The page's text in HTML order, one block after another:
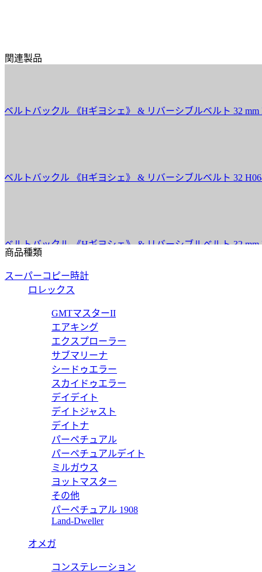
関連製品
バックル 《Hギヨシェ》 & リバーシブルベルト 32 mm
バックル 《Hギヨシェ》 & リバーシブルベルト 32
バックル 《Hギヨシェ》 & リバーシブルベルト 32 mm
バックル 《Hギヨシェ》 & リバーシブルベルト 32 mm
バックル 《Hギヨシェ》 & リバーシブルベルト 32 mm
バックル 《Hギヨシェ》 & リバーシブルベルト 32 mm
バックル 《Hギヨシェ》 & リバーシブルベルト 32 mm
商品種類
スーパーコピー時計
ロレックス
GMTマスターII
エアキング
エクスプローラー
サブマリーナ
シードゥエラー
スカイドゥエラー
デイデイト
デイトジャスト
デイトナ
パーペチュアル
パーペチュアルデイト
ミルガウス
ヨットマスター
その他
パーペチュアル 1908
Land-Dweller
オメガ
コンステレーション